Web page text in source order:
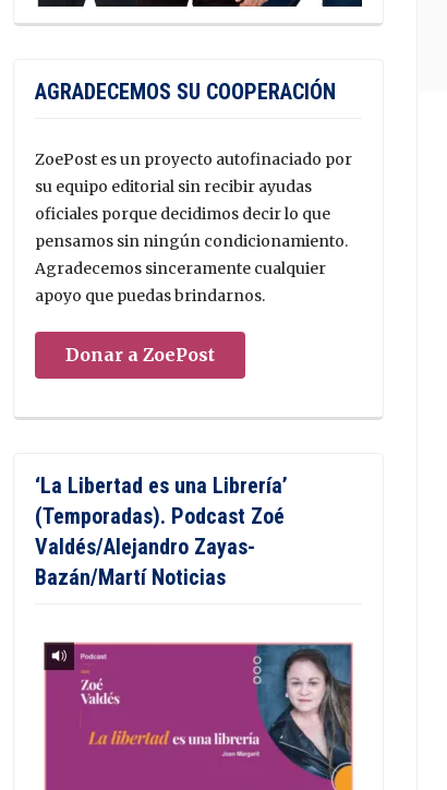
AGRADECEMOS SU COOPERACIÓN
ZoePost es un proyecto autofinaciado por
su equipo editorial sin recibir ayudas
oficiales porque decidimos decir lo que
pensamos sin ningún condicionamiento.
Agradecemos sinceramente cualquier
apoyo que puedas brindarnos.
Donar a ZoePost
‘La Libertad es una Librería’
(Temporadas). Podcast Zoé
Valdés/Alejandro Zayas-
Bazán/Martí Noticias